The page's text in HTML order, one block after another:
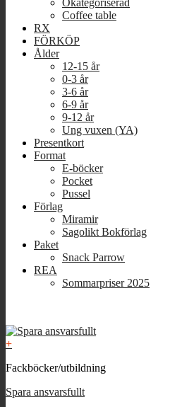
Okategoriserad
Coffee table
RX
FÖRKÖP
Ålder
12-15 år
0-3 år
3-6 år
6-9 år
9-12 år
Ung vuxen (YA)
Presentkort
Format
E-böcker
Pocket
Pussel
Förlag
Miramir
Sagolikt Bokförlag
Paket
Snack Parrow
REA
Sommarpriser 2025
+
Fackböcker/utbildning
Spara ansvarsfullt